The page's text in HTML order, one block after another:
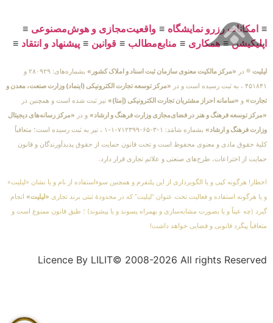
≡ امکانات رزرو نمایشگاه ≡ واقعیت‌مجازی و هوش‌مصنوعی ≡
اپلیکیشن≡همکاری ≡ منابع‌مطالب ≡ قوانین ≡ پیشنهاد و انتقاد ≡
لیلیت ® در «مرکز مالکیت معنوی سازمان ثبت اسناد و املاک کشور»
بشماره‌های: ۲۸۰۹۲۹ و
۴۵۱۸۴۱ ، به ثبت رسیده است و در
«مرکز توسعه تجارت الکترونیکی (اینماد) وزارت صنعت، معدن و
تجارت» و «سامانه احراز مشتریان تجارت الکترونیکی (اِمتا)» نیز ثبت شده است و همچنین در
«مرکز توسعه فرهنگ و هنر در فضای‌مجازی وزارت فرهنگ و ارشاد» و در «مرکز رسانه‌های دیجیتال
وزارت فرهنگ و ارشاد»
بشماره شامَد: ۱-۳-۶۵-۷۱۲۳۹۹-۱-۱ ، نیز به ثبت رسیده است؛ متعاقباً
کلیهٔ حقوق مادی و معنوی محفوظ است و تحت قانون حمایت از حقوق پدیدآورندگان و قانون
حمایت از اختراعات، طرح‌های صنعتی و علائم تجاری قرار دارد.
اخطار! هرگونه کپی و یا الگوبرداری از این پلتفرم و همچنین سوءاستفاده از نام و یا نشان «لیلیت»
و یا هرگونه استفاده و فعالیت تحت عنوان “لیلیت” که در محدودهٔ ثبتی برند تجاری «لیلیت» انجام
گیرد (چه عیناً و یا بصورت مشابه‌سازی و بهمراه پسوند و یا پیشوند) ؛ طبق قانون ممنوع است و
متعاقباً پیگرد قانونی و قضایی خواهد داشت!
Licence By LILIT© 2008-2026 All rights Reserved